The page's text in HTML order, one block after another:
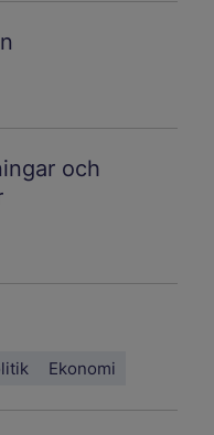
och
Ekonomi